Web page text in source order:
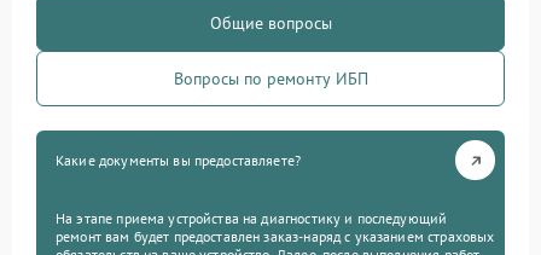
Общие вопросы
Вопросы по ремонту ИБП
Какие документы вы предоставляете?
На этапе приема устройства на диагностику и последующий
ремонт вам будет предоставлен заказ-наряд с указанием страховых